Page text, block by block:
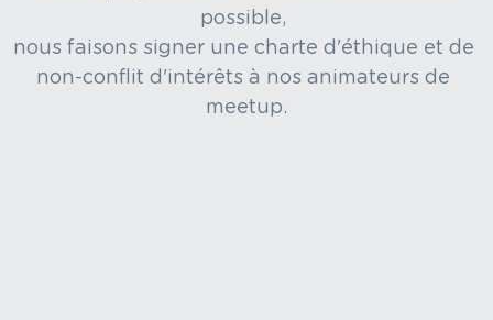
possible,
nous faisons signer une charte d'éthique et de
non-conflit d'intérêts à nos animateurs de
meetup.